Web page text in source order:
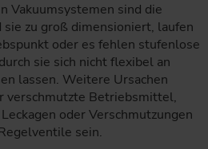
Vakuumsystemen sind die
zu groß dimensioniert, laufen
oder es fehlen stufenlose
sie sich nicht flexibel an
lassen. Weitere Ursachen
verschmutzte Betriebsmittel,
oder Verschmutzungen
sein.